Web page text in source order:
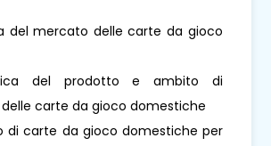
del mercato delle carte da gioco
del prodotto e ambito di
carte da gioco domestiche
di carte da gioco domestiche per